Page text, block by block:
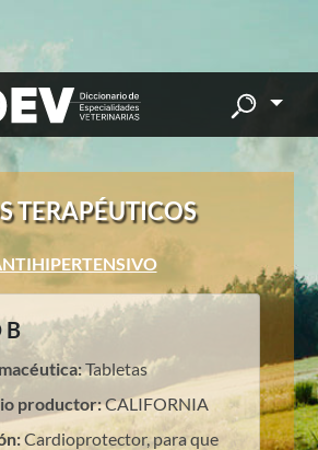
TERAPÉUTICOS
B
Tabletas
productor:CALIFORNIA
Cardioprotector, para que